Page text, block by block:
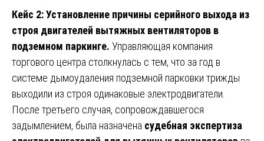
Кейс 2: Установление причины серийного выхода из
строя двигателей вытяжных вентиляторов в
подземном паркинге. Управляющая компания
торгового центра столкнулась с тем, что за год в
системе дымоудаления подземной парковки трижды
выходили из строя одинаковые электродвигатели.
После третьего случая, сопровождавшегося
задымлением, была назначена судебная экспертиза